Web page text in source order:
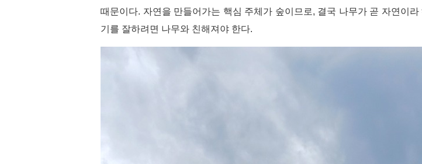
때문이다. 자연을 만들어가는 핵심 주체가 숲이므로, 결국 나무가 곧 자연이
기를 잘하려면 나무와 친해져야 한다.